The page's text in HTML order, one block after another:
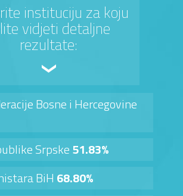
instituciju za koju
vidjeti detaljne
rezultate:
Bosne i Hercegovine
Srpske51.83%
BiH 68.80%